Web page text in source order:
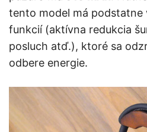
tento model má podstatne
funkcií (aktívna redukcia
posluch atď.), ktoré sa
odbere energie.